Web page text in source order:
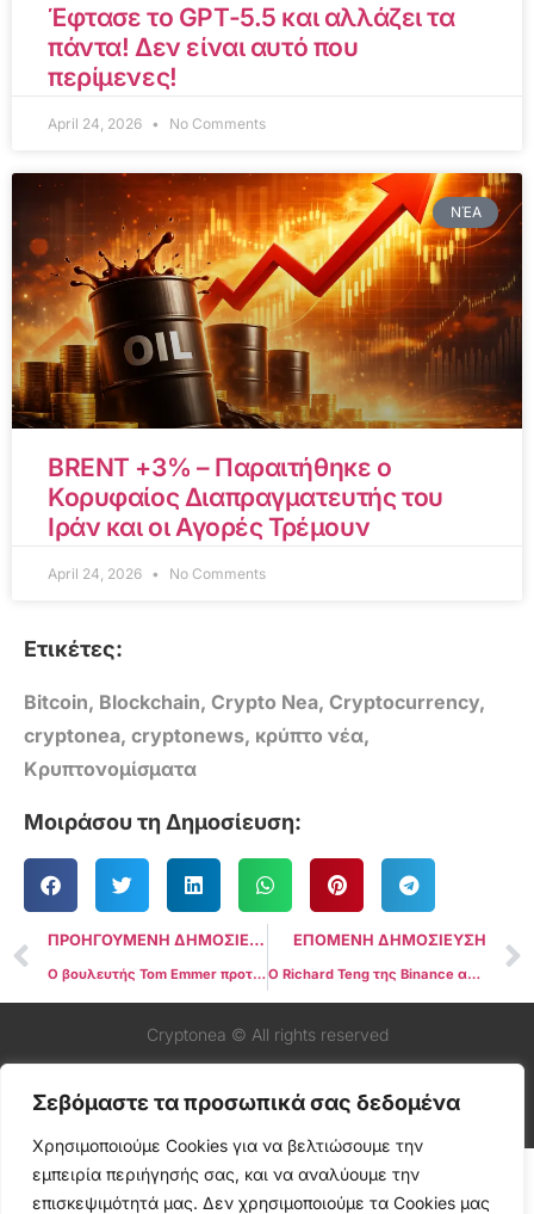
Σεβόμαστε τα προσωπικά σας δεδομένα
Χρησιμοποιούμε Cookies για να βελτιώσουμε την
εμπειρία περιήγησής σας, και να αναλύουμε την
επισκεψιμότητά μας. Δεν χρησιμοποιούμε τα Cookies μας
Έφτασε το GPT-5.5 και αλλάζει τα
πάντα! Δεν είναι αυτό που
περίμενες!
April 24, 2026 No Comments
ΝΈΑ
BRENT +3% – Παραιτήθηκε ο
Κορυφαίος Διαπραγματευτής του
Ιράν και οι Αγορές Τρέμουν
April 24, 2026 No Comments
Ετικέτες:
Bitcoin, Blockchain, Crypto Nea, Cryptocurrency,
cryptonea, cryptonews, κρύπτο νέα,
Κρυπτονομίσματα
Μοιράσου τη Δημοσίευση:
ΠΡΟΗΓΟΥΜΕΝΗ ΔΗΜΟΣΙΕΥΣΗ
Ο βουλευτής Tom Emmer προτείνει τροπολογία για τον περιορισμό της εξουσίας της SEC όσον αφορά τη ρύθμιση των κρυπτονομισμάτων
ΕΠΟΜΕΝΗ ΔΗΜΟΣΙΕΥΣΗ
Ο Richard Teng της Binance απορρίπτει συγκρίσεις με την FTX και αγκαλιάζει τον ρυθμιστικό έλεγχο
Cryptonea © All rights reserved